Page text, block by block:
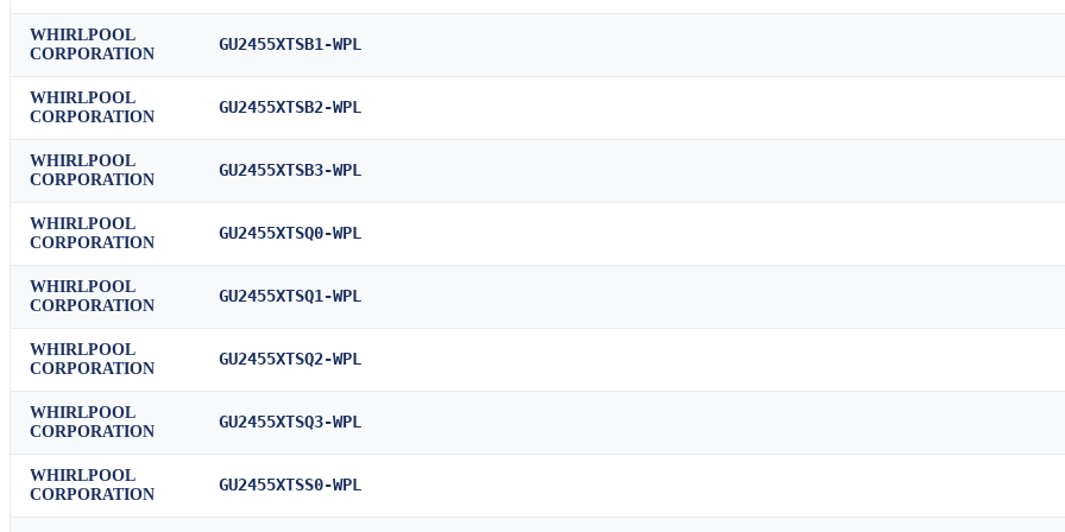
WHIRLPOOL
CORPORATION
GU2455XTSB1-WPL
WHIRLPOOL
CORPORATION
GU2455XTSB2-WPL
WHIRLPOOL
CORPORATION
GU2455XTSB3-WPL
WHIRLPOOL
CORPORATION
GU2455XTSQ0-WPL
WHIRLPOOL
CORPORATION
GU2455XTSQ1-WPL
WHIRLPOOL
CORPORATION
GU2455XTSQ2-WPL
WHIRLPOOL
CORPORATION
GU2455XTSQ3-WPL
WHIRLPOOL
CORPORATION
GU2455XTSS0-WPL